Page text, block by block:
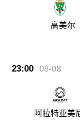
高美尔
23:00 08-08
阿拉特亚美